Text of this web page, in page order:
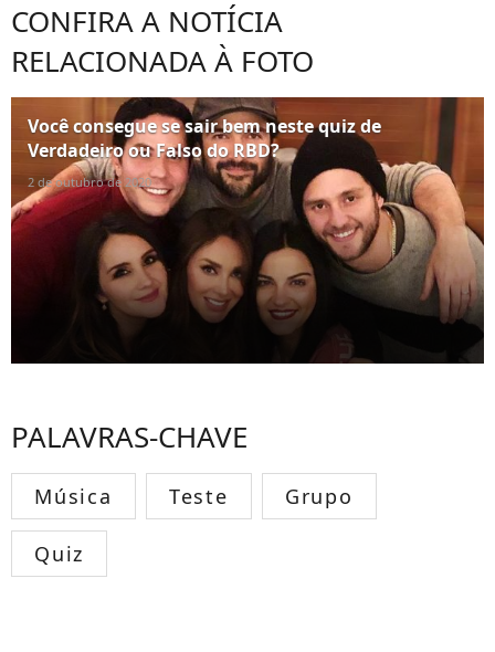
CONFIRA A NOTÍCIA
RELACIONADA À FOTO
Você consegue se sair bem neste quiz de
Verdadeiro ou Falso do RBD?
2 de outubro de 2020
PALAVRAS-CHAVE
Música Teste Grupo
Quiz